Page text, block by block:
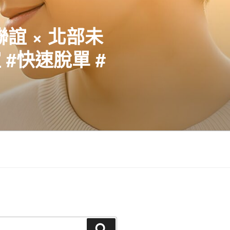
誼 × 北部未
快速脫單 #